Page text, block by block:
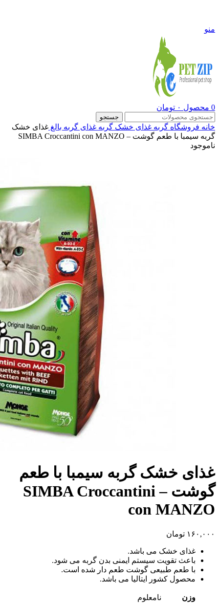
منو
0 محصول ۰ تومان
جستجو
خانه فروشگاه گربه غذای خشک گربه غذای گربه بالغ غذای خشک
گربه سیمبا با طعم گوشت – SIMBA Croccantini con MANZO
ناموجود
غذای خشک گربه سیمبا با طعم
گوشت – SIMBA Croccantini
con MANZO
۱۶۰,۰۰۰ تومان
غذای خشک می باشد.
باعث تقویت سیستم ایمنی بدن گربه می شود.
با طعم طبیعی گوشت طعم دار شده است.
محصول کشور ایتالیا می باشد.
وزن نامعلوم